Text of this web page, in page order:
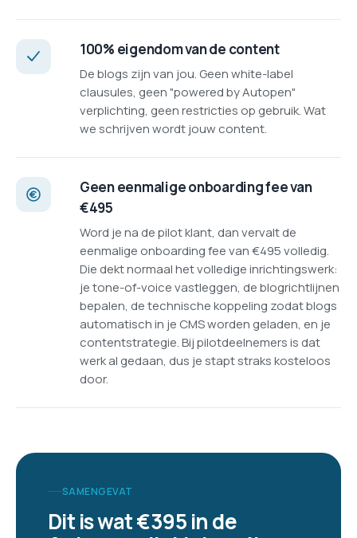
100% eigendom van de content
De blogs zijn van jou. Geen white-label
clausules, geen "powered by Autopen"
verplichting, geen restricties op gebruik. Wat
we schrijven wordt jouw content.
Geen eenmalige onboarding fee van
€495
Word je na de pilot klant, dan vervalt de
eenmalige onboarding fee van €495 volledig.
Die dekt normaal het volledige inrichtingswerk:
je tone-of-voice vastleggen, de blogrichtlijnen
bepalen, de technische koppeling zodat blogs
automatisch in je CMS worden geladen, en je
contentstrategie. Bij pilotdeelnemers is dat
werk al gedaan, dus je stapt straks kosteloos
door.
SAMENGEVAT
Dit is wat €395 in de